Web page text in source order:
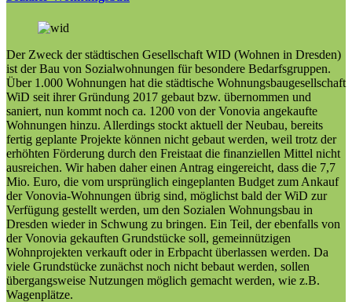
Der Zweck der städtischen Gesellschaft WID (Wohnen in Dresden)
ist der Bau von Sozialwohnungen für besondere Bedarfsgruppen.
Über 1.000 Wohnungen hat die städtische Wohnungsbaugesellschaft
WiD seit ihrer Gründung 2017 gebaut bzw. übernommen und
saniert, nun kommt noch ca. 1200 von der Vonovia angekaufte
Wohnungen hinzu. Allerdings stockt aktuell der Neubau, bereits
fertig geplante Projekte können nicht gebaut werden, weil trotz der
erhöhten Förderung durch den Freistaat die finanziellen Mittel nicht
ausreichen. Wir haben daher einen Antrag eingereicht, dass die 7,7
Mio. Euro, die vom ursprünglich eingeplanten Budget zum Ankauf
der Vonovia-Wohnungen übrig sind, möglichst bald derWiD zur
Verfügung gestellt werden, um den Sozialen Wohnungsbau in
Dresden wiederin Schwung zu bringen. Ein Teil, der ebenfalls von
der Vonovia gekauften Grundstücke soll, gemeinnützigen
Wohnprojekten verkauft oder in Erbpacht überlassen werden. Da
viele Grundstücke zunächst noch nicht bebaut werden, sollen
übergangsweise Nutzungen möglich gemacht werden, wie z.B.
Wagenplätze.